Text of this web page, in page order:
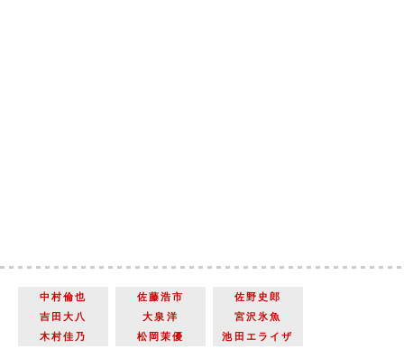
中村倫也 佐藤浩市
佐野史郎
吉田大八
大泉洋
宮沢氷魚
木村佳乃
松岡茉優 池田エライザ